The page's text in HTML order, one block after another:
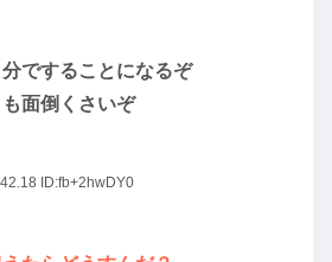
ですることになるぞ
面倒くさいぞ
ID:fb+2hwDY0